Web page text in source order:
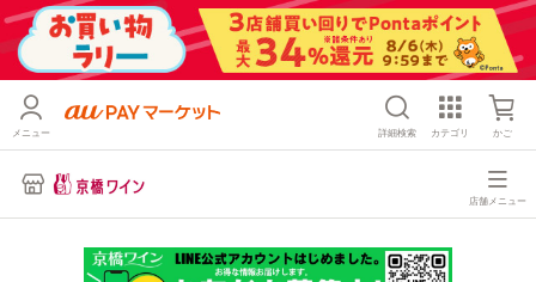
メニュー 詳細検索 カテゴリ かご
店舗メニュー